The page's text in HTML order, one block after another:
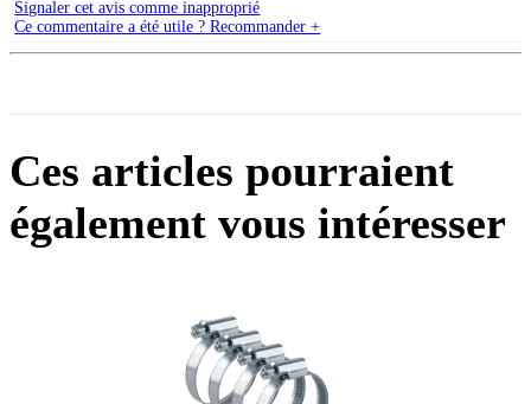
Signaler cet avis comme inapproprié
Ce commentaire a été utile ? Recommander +
Ces articles pourraient
également vous intéresser